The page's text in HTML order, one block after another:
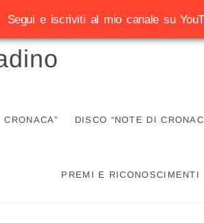
DISCO “NOTE DI
PREMI E RICONOSCIMENTI
Segui e iscriviti al mio canale su